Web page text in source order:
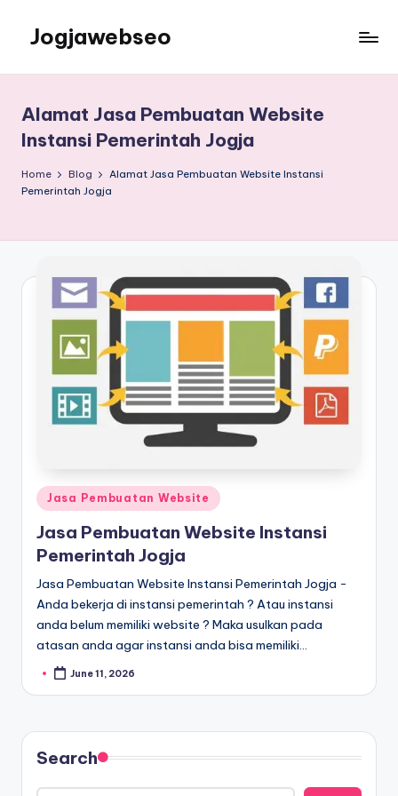
Jogjawebseo
Alamat Jasa Pembuatan Website
Instansi Pemerintah Jogja
Home Blog
Alamat Jasa Pembuatan Website Instansi
Pemerintah Jogja
Jasa Pembuatan Website
Jasa Pembuatan Website Instansi
Pemerintah Jogja
Jasa Pembuatan Website Instansi Pemerintah Jogja -
Anda bekerja di instansi pemerintah ? Atau instansi
anda belum memiliki website ? Maka usulkan pada
atasan anda agar instansi anda bisa memiliki…
June 11, 2026
Search